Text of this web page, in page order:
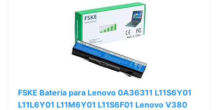
FSKE Batería para Lenovo 0A36311 L11S6Y01
L11L6Y01 L11M6Y01 L11S6F01 Lenovo V380